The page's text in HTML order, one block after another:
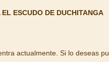
ESCUDO DE DUCHITANGA
actualmente. Si lo deseas